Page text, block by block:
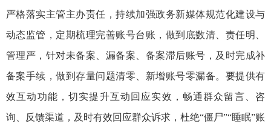
严格落实主管主办责任，持续加强政务新媒体规范化建设与
动态监管，定期梳理完善账号台账，做到底数清、责任明、
管理严，针对未备案、漏备案、备案滞后账号，及时完成补
备案手续，做到存量问题清零、新增账号零漏备。要提供有
效互动功能，切实提升互动回应实效，畅通群众留言、咨
询、反馈渠道，及时有效回应群众诉求，杜绝“僵尸”“睡眠”账